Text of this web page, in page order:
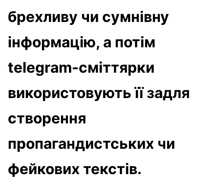
брехливу чи сумнівну
інформацію, а потім
telegram-сміттярки
використовують її задля
створення
пропагандистських чи
фейкових текстів.